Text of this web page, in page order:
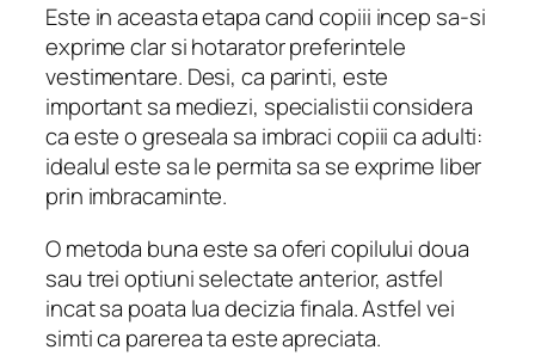
Este in aceasta etapa cand copiii incep sa-si
exprime clar si hotarator preferintele
vestimentare. Desi, ca parinti, este
important sa mediezi, specialistii considera
ca este o greseala sa imbraci copiii ca adulti:
idealul este sa le permita sa se exprime liber
prin imbracaminte.
O metoda buna este sa oferi copilului doua
sau trei optiuni selectate anterior, astfel
incat sa poata lua decizia finala. Astfel vei
simti ca parerea ta este apreciata.